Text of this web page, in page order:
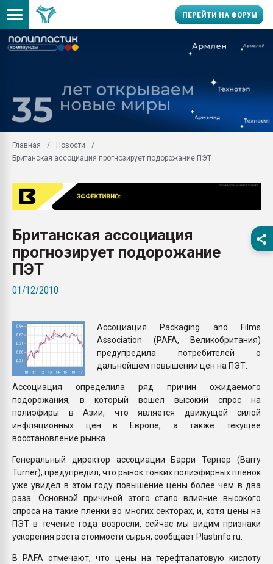
ПЕРЕЙТИ НА ФОРУМ
цикла
заводу пластмасс"
28.07.2026
пластмасс
28.07.2026
ПЕРЕЙТИ НА
Главная
Новости
Британская ассоциация прогнозирует подорожание ПЭТ
Британская ассоциация
прогнозирует подорожание
ПЭТ
01/12/2010
Ассоциация Packaging and Films
Association (PAFA, Великобритания)
предупредила потребителей о
дальнейшем повышении цен на ПЭТ.
Ассоциация определила ряд причин ожидаемого
подорожания, в который вошел высокий спрос на
полиэфиры в Азии, что является движущей силой
инфляционных цен в Европе, а также текущее
восстановление рынка.
Генеральный директор ассоциации Барри Тернер (Barry
Turner), предупредил, что рынок тонких полиэфирных пленок
уже увидел в этом году повышение цены более чем в два
раза. Основной причиной этого стало влияние высокого
спроса на такие пленки во многих секторах, и, хотя цены на
ПЭТ в течение года возросли, сейчас мы видим признаки
ускорения роста стоимости сырья, сообщает Plastinfo.ru.
В PAFA отмечают, что цены на терефталатовую кислоту